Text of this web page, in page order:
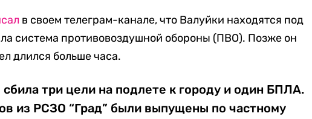
в своем телеграм-канале, что Валуйки находятся под
система противовоздушной обороны (ПВО). Позже он
длился больше часа.
три цели на подлете к городу и один БПЛА.
из РСЗО “Град” были выпущены по частному